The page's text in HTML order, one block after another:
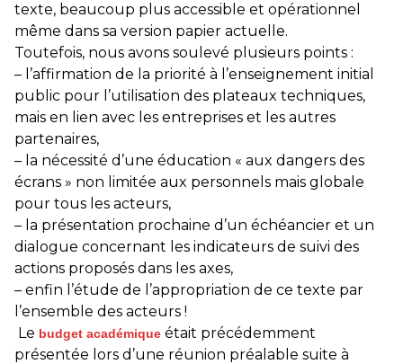
texte, beaucoup plus accessible et opérationnel
même dans sa version papier actuelle.
Toutefois, nous avons soulevé plusieurs points :
– l’affirmation de la priorité à l’enseignement initial
public pour l’utilisation des plateaux techniques,
mais en lien avec les entreprises et les autres
partenaires,
– la nécessité d’une éducation « aux dangers des
écrans » non limitée aux personnels mais globale
pour tous les acteurs,
– la présentation prochaine d’un échéancier et un
dialogue concernant les indicateurs de suivi des
actions proposés dans les axes,
– enfin l’étude de l’appropriation de ce texte par
l’ensemble des acteurs !
Le budget académique était précédemment
présentée lors d’une réunion préalable suite à